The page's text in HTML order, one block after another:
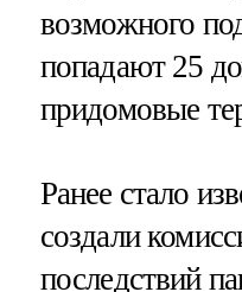
возможного
попадают 25
придомовые
Ранее стало
создали
последствий